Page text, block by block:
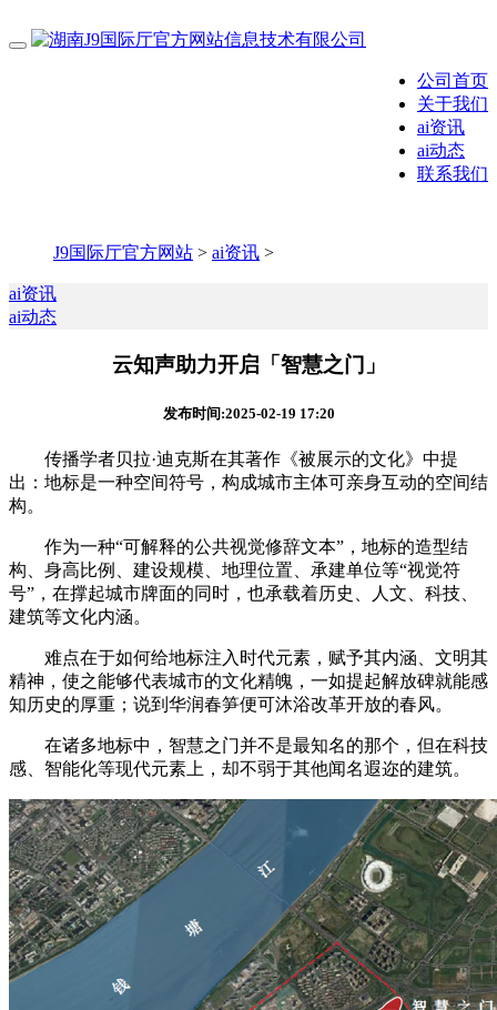
公司首页
关于我们
ai资讯
ai动态
联系我们
J9国际厅官方网站 > ai资讯 >
ai资讯
ai动态
云知声助力开启「智慧之门」
发布时间:2025-02-19 17:20
传播学者贝拉·迪克斯在其著作《被展示的文化》中提
出：地标是一种空间符号，构成城市主体可亲身互动的空间结
构。
作为一种“可解释的公共视觉修辞文本”，地标的造型结
构、身高比例、建设规模、地理位置、承建单位等“视觉符
号”，在撑起城市牌面的同时，也承载着历史、人文、科技、
建筑等文化内涵。
难点在于如何给地标注入时代元素，赋予其内涵、文明其
精神，使之能够代表城市的文化精魄，一如提起解放碑就能感
知历史的厚重；说到华润春笋便可沐浴改革开放的春风。
在诸多地标中，智慧之门并不是最知名的那个，但在科技
感、智能化等现代元素上，却不弱于其他闻名遐迩的建筑。